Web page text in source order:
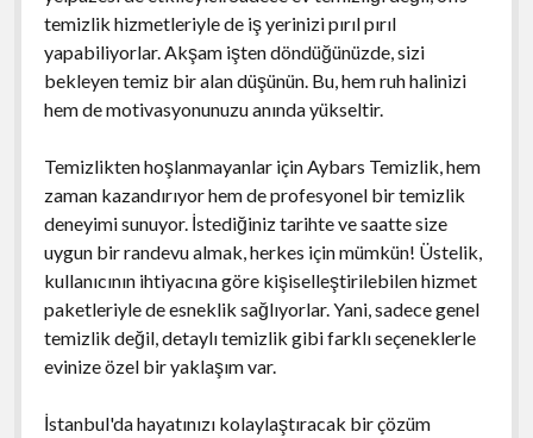
temizlik hizmetleriyle de iş yerinizi pırıl pırıl
yapabiliyorlar. Akşam işten döndüğünüzde, sizi
bekleyen temiz bir alan düşünün. Bu, hem ruh halinizi
hem de motivasyonunuzu anında yükseltir.
Temizlikten hoşlanmayanlar için Aybars Temizlik, hem
zaman kazandırıyor hem de profesyonel bir temizlik
deneyimi sunuyor. İstediğiniz tarihte ve saatte size
uygun bir randevu almak, herkes için mümkün! Üstelik,
kullanıcının ihtiyacına göre kişiselleştirilebilen hizmet
paketleriyle de esneklik sağlıyorlar. Yani, sadece genel
temizlik değil, detaylı temizlik gibi farklı seçeneklerle
evinize özel bir yaklaşım var.
İstanbul'da hayatınızı kolaylaştıracak bir çözüm